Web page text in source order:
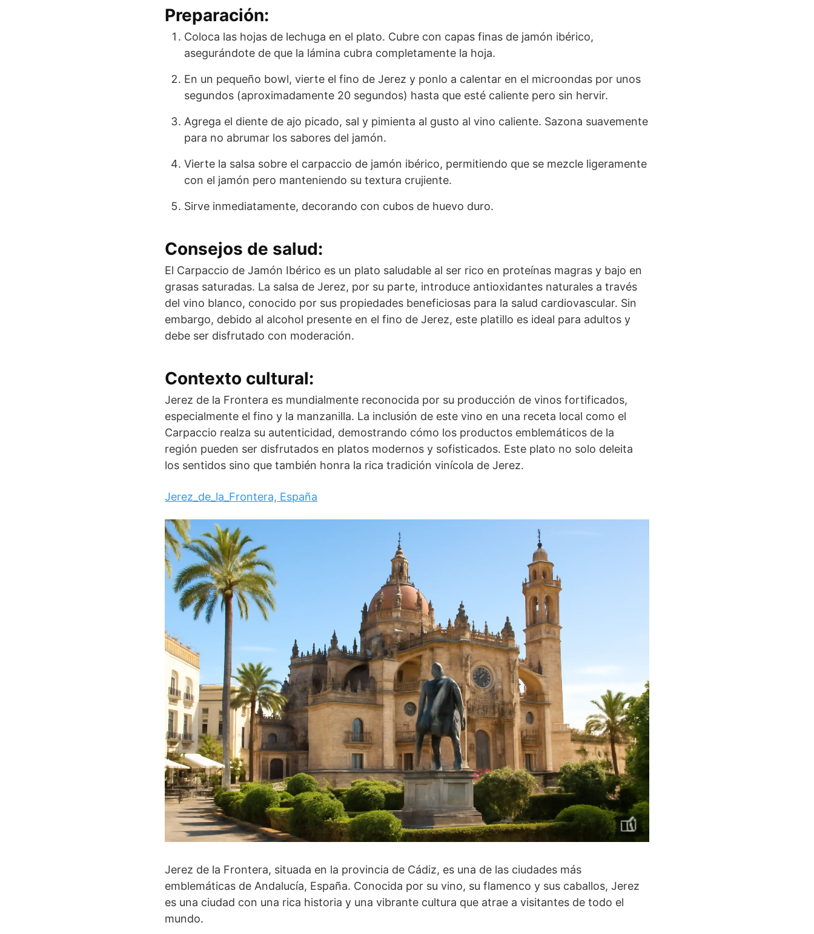
Preparación:
Coloca las hojas de lechuga en el plato. Cubre con capas finas de jamón ibérico,
asegurándote de que la lámina cubra completamente la hoja.
En un pequeño bowl, vierte el fino de Jerez y ponlo a calentar en el microondas por unos
segundos (aproximadamente 20 segundos) hasta que esté caliente pero sin hervir.
Agrega el diente de ajo picado, sal y pimienta al gusto al vino caliente. Sazona suavemente
para no abrumar los sabores del jamón.
Vierte la salsa sobre el carpaccio de jamón ibérico, permitiendo que se mezcle ligeramente
con el jamón pero manteniendo su textura crujiente.
Sirve inmediatamente, decorando con cubos de huevo duro.
Consejos de salud:
El Carpaccio de Jamón Ibérico es un plato saludable al ser rico en proteínas magras y bajo en
grasas saturadas. La salsa de Jerez, por su parte, introduce antioxidantes naturales a través
del vino blanco, conocido por sus propiedades beneficiosas para la salud cardiovascular. Sin
embargo, debido al alcohol presente en el fino de Jerez, este platillo es ideal para adultos y
debe ser disfrutado con moderación.
Contexto cultural:
Jerez de la Frontera es mundialmente reconocida por su producción de vinos fortificados,
especialmente el fino y la manzanilla. La inclusión de este vino en una receta local como el
Carpaccio realza su autenticidad, demostrando cómo los productos emblemáticos de la
región pueden ser disfrutados en platos modernos y sofisticados. Este plato no solo deleita
los sentidos sino que también honra la rica tradición vinícola de Jerez.
Jerez_de_la_Frontera, España
Jerez de la Frontera, situada en la provincia de Cádiz, es una de las ciudades más
emblemáticas de Andalucía, España. Conocida por su vino, su flamenco y sus caballos, Jerez
es una ciudad con una rica historia y una vibrante cultura que atrae a visitantes de todo el
mundo.